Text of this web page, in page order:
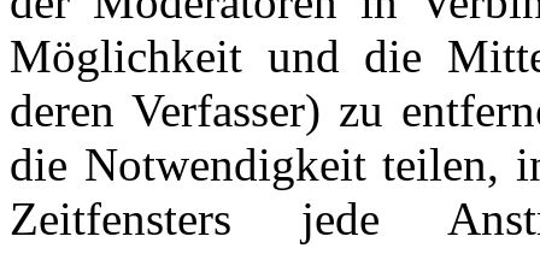
Möglichkeit und die
deren Verfasser) zu
die Notwendigkeit teilen,
Zeitfensters jede